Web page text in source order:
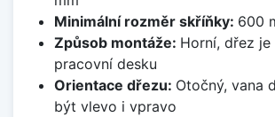
Minimální rozměr skříňky: 600
Způsob montáže: Horní, dřez je
pracovní desku
Orientace dřezu: Otočný, vana
být vlevo i vpravo